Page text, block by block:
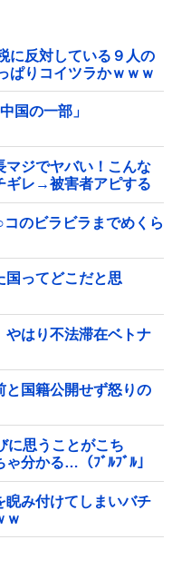
に反対している９人の
ぱりコイツラかｗｗｗ
国の一部」
マジでヤバい！こんな
ギレ→被害者アピする
ミ殺到ｗｗｗｗｗｗｗ
コのビラビラまでめくら
国ってどこだと思
やはり不法滞在ベトナ
と国籍公開せず怒りの
に思うことがこち
分かる…（ﾌﾞﾙﾌﾞﾙ」
睨み付けてしまいバチ
ｗ